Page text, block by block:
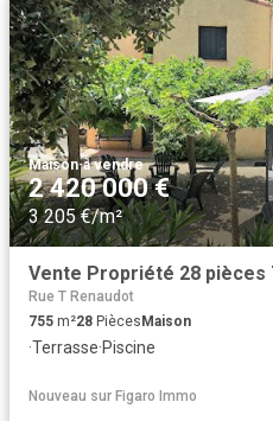
Maison·à vendre
2 420 000 €
3 205 €/m²
Vente Propriété 28 pièces
Rue T Renaudot
755 m²28 Pièces Maison
·Terrasse·Piscine
Nouveau sur Figaro Immo